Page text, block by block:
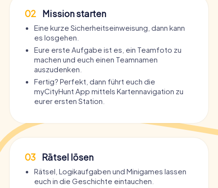
02 Mission starten
Eine kurze Sicherheitseinweisung, dann kann
es losgehen.
Eure erste Aufgabe ist es, ein Teamfoto zu
machen und euch einen Teamnamen
auszudenken.
Fertig? Perfekt, dann führt euch die
myCityHunt App mittels Kartennavigation zu
eurer ersten Station.
03 Rätsel lösen
Rätsel, Logikaufgaben und Minigames lassen
euch in die Geschichte eintauchen.